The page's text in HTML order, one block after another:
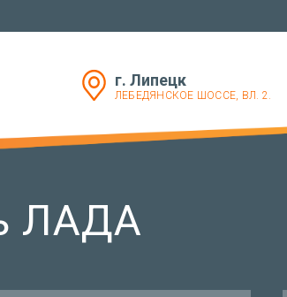
г. Липецк
ЛЕБЕДЯНСКОЕ ШОССЕ, ВЛ. 2.
ЛАДА
РАБОТЫ